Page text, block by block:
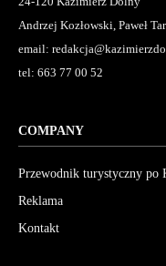
Andrzej Kozłowski, Paweł
email:
tel: 663 77 00 52
COMPANY
Przewodnik turystyczny po
Reklama
Kontakt